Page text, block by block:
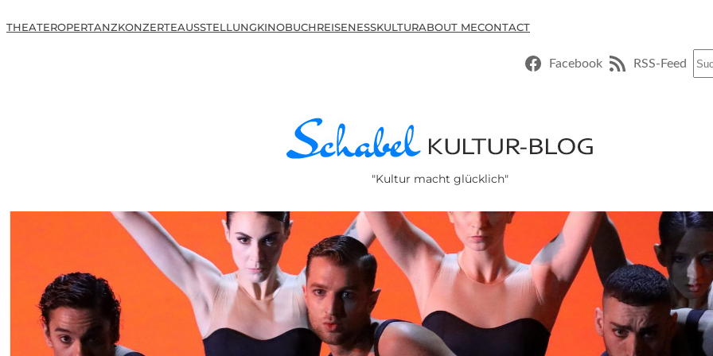
THEATEROPERTANZKONZERTEAUSSTELLUNGKINOBUCHREISENESSKULTURABOUT MECONTACT
Facebook RSS-Feed
"Kultur macht glücklich"